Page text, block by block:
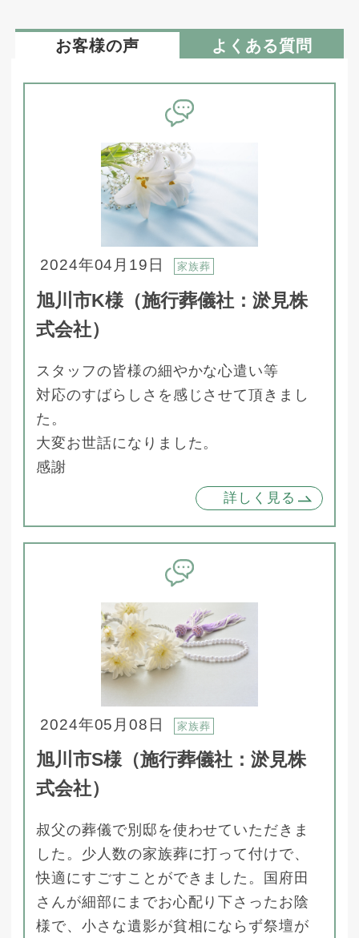
お客様の声 よくある質問
2024年04月19日 家族葬
旭川市K様（施行葬儀社：淤見株
式会社）
スタッフの皆様の細やかな心遣い等
対応のすばらしさを感じさせて頂きまし
た。
大変お世話になりました。
感謝
詳しく見る
2024年05月08日 家族葬
旭川市S様（施行葬儀社：淤見株
式会社）
叔父の葬儀で別邸を使わせていただきま
した。少人数の家族葬に打って付けで、
快適にすごすことができました。国府田
さんが細部にまでお心配り下さったお陰
様で、小さな遺影が貧相にならず祭壇が